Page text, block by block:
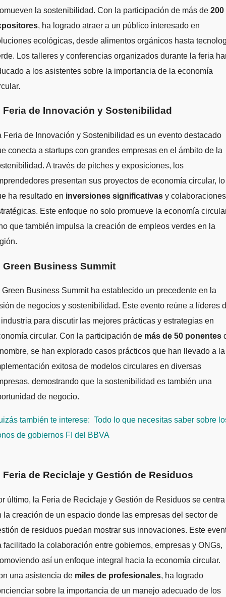
la sostenibilidad. Con la participación de más de 200
, ha logrado atraer a un público interesado en
ecológicas, desde alimentos orgánicos hasta
Los talleres y conferencias organizados durante la feria
a los asistentes sobre la importancia de la economía
Feria de Innovación y Sostenibilidad
Feria de Innovación y Sostenibilidad es un evento destacado
conecta a startups con grandes empresas en el ámbito de la
A través de pitches y exposiciones, los
presentan sus proyectos de economía circular, lo
ha resultado en inversiones significativas y colaboraciones
Este enfoque no solo promueve la economía
que también impulsa la creación de empleos verdes en la
Green Business Summit
Green Business Summit ha establecido un precedente en la
de negocios y sostenibilidad. Este evento reúne a líderes
para discutir las mejores prácticas y estrategias en
circular. Con la participación de más de 50 ponentes
se han explorado casos prácticos que han llevado a la
exitosa de modelos circulares en diversas
demostrando que la sostenibilidad es también una
de negocio.
también te interese: Todo lo que necesitas saber sobre
de gobiernos FI del BBVA
Feria de Reciclaje y Gestión de Residuos
último, la Feria de Reciclaje y Gestión de Residuos se centra
la creación de un espacio donde las empresas del sector de
de residuos puedan mostrar sus innovaciones. Este
facilitado la colaboración entre gobiernos, empresas y ONGs,
así un enfoque integral hacia la economía circular.
una asistencia de miles de profesionales, ha logrado
sobre la importancia de un manejo adecuado de los